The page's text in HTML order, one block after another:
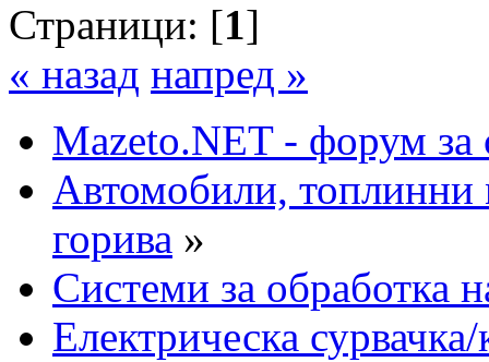
Страници: [1]
« назад напред »
Mazeto.NET - форум за
Автомобили,
горива »
Системи за обработка
Електрическа сурвачка/